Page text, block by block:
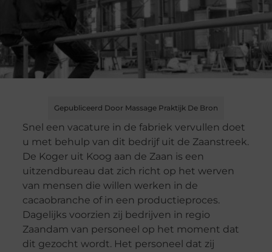
Gepubliceerd Door Massage Praktijk De Bron
Snel een vacature in de fabriek vervullen doet
u met behulp van dit bedrijf uit de Zaanstreek.
De Koger uit Koog aan de Zaan is een
uitzendbureau dat zich richt op het werven
van mensen die willen werken in de
cacaobranche of in een productieproces.
Dagelijks voorzien zij bedrijven in regio
Zaandam van personeel op het moment dat
dit gezocht wordt. Het personeel dat zij